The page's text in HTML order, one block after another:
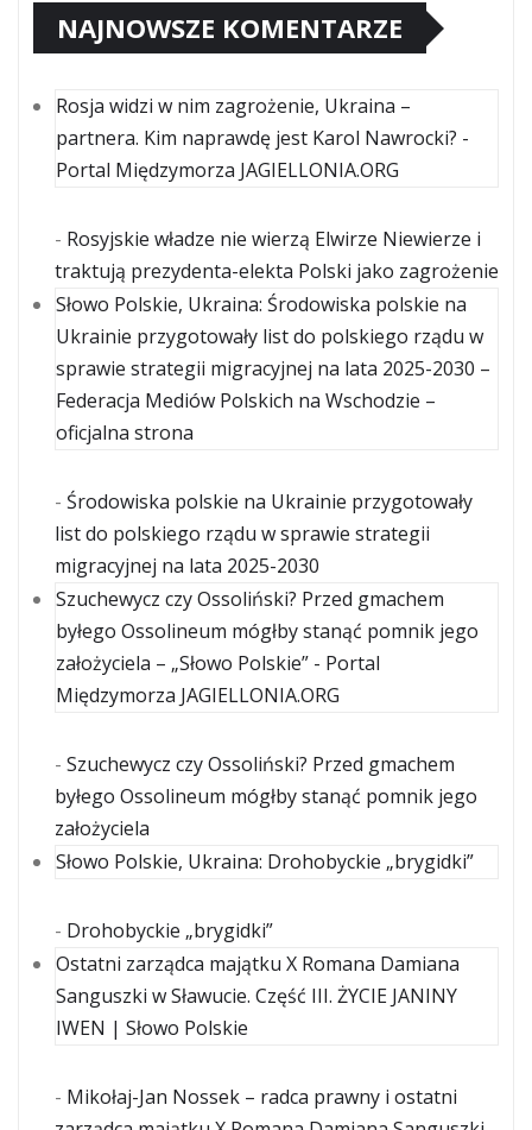
NAJNOWSZE KOMENTARZE
Rosja widzi w nim zagrożenie, Ukraina –
partnera. Kim naprawdę jest Karol Nawrocki? -
Portal Międzymorza JAGIELLONIA.ORG
- Rosyjskie władze nie wierzą Elwirze Niewierze i
traktują prezydenta-elekta Polski jako zagrożenie
Słowo Polskie, Ukraina: Środowiska polskie na
Ukrainie przygotowały list do polskiego rządu w
sprawie strategii migracyjnej na lata 2025-2030 –
Federacja Mediów Polskich na Wschodzie –
oficjalna strona
- Środowiska polskie na Ukrainie przygotowały
list do polskiego rządu w sprawie strategii
migracyjnej na lata 2025-2030
Szuchewycz czy Ossoliński? Przed gmachem
byłego Ossolineum mógłby stanąć pomnik jego
założyciela – „Słowo Polskie” - Portal
Międzymorza JAGIELLONIA.ORG
- Szuchewycz czy Ossoliński? Przed gmachem
byłego Ossolineum mógłby stanąć pomnik jego
założyciela
Słowo Polskie, Ukraina: Drohobyckie „brygidki”
- Drohobyckie „brygidki”
Ostatni zarządca majątku X Romana Damiana
Sanguszki w Sławucie. Część III. ŻYCIE JANINY
IWEN | Słowo Polskie
- Mikołaj-Jan Nossek – radca prawny i ostatni